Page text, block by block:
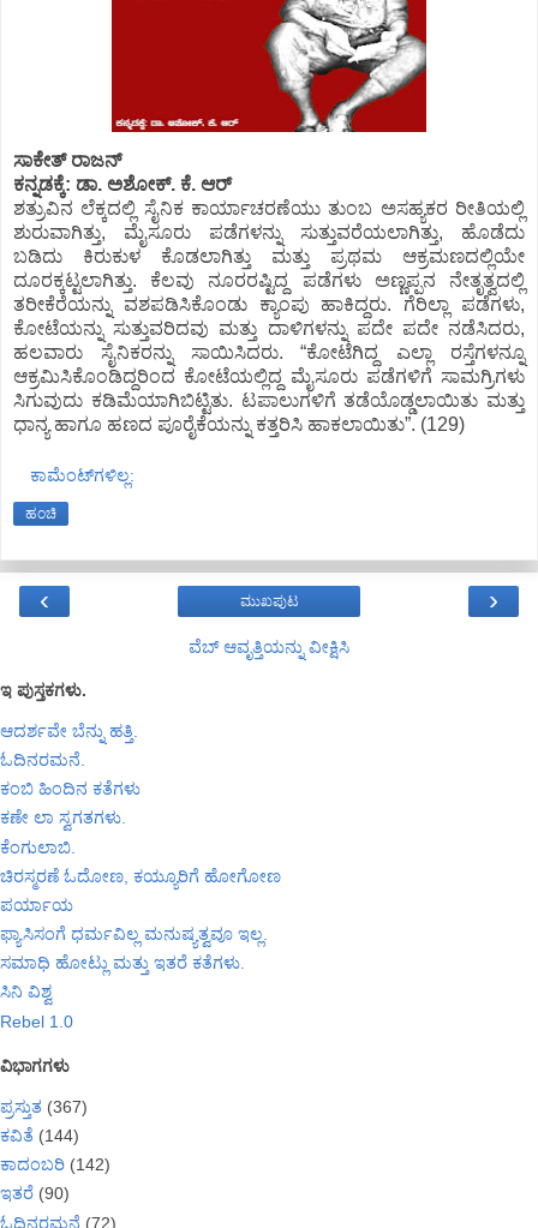
ಸಾಕೇತ್ ರಾಜನ್
ಕನ್ನಡಕ್ಕೆ: ಡಾ. ಅಶೋಕ್. ಕೆ. ಆರ್
ಶತ್ರುವಿನ ಲೆಕ್ಕದಲ್ಲಿ ಸೈನಿಕ ಕಾರ್ಯಾಚರಣೆಯು ತುಂಬ ಅಸಹ್ಯಕರ ರೀತಿಯಲ್ಲಿ
ಶುರುವಾಗಿತ್ತು, ಮೈಸೂರು ಪಡೆಗಳನ್ನು ಸುತ್ತುವರೆಯಲಾಗಿತ್ತು, ಹೊಡೆದು
ಬಡಿದು ಕಿರುಕುಳ ಕೊಡಲಾಗಿತ್ತು ಮತ್ತು ಪ್ರಥಮ ಆಕ್ರಮಣದಲ್ಲಿಯೇ
ದೂರಕ್ಕಟ್ಟಲಾಗಿತ್ತು. ಕೆಲವು ನೂರರಷ್ಟಿದ್ದ ಪಡೆಗಳು ಅಣ್ಣಪ್ಪನ ನೇತೃತ್ವದಲ್ಲಿ
ತರೀಕೆರೆಯನ್ನು ವಶಪಡಿಸಿಕೊಂಡು ಕ್ಯಾಂಪು ಹಾಕಿದ್ದರು. ಗೆರಿಲ್ಲಾ ಪಡೆಗಳು,
ಕೋಟೆಯನ್ನು ಸುತ್ತುವರಿದವು ಮತ್ತು ದಾಳಿಗಳನ್ನು ಪದೇ ಪದೇ ನಡೆಸಿದರು,
ಹಲವಾರು ಸೈನಿಕರನ್ನು ಸಾಯಿಸಿದರು. “ಕೋಟೆಗಿದ್ದ ಎಲ್ಲಾ ರಸ್ತೆಗಳನ್ನೂ
ಆಕ್ರಮಿಸಿಕೊಂಡಿದ್ದರಿಂದ ಕೋಟೆಯಲ್ಲಿದ್ದ ಮೈಸೂರು ಪಡೆಗಳಿಗೆ ಸಾಮಗ್ರಿಗಳು
ಸಿಗುವುದು ಕಡಿಮೆಯಾಗಿಬಿಟ್ಟಿತು. ಟಪಾಲುಗಳಿಗೆ ತಡೆಯೊಡ್ಡಲಾಯಿತು ಮತ್ತು
ಧಾನ್ಯ ಹಾಗೂ ಹಣದ ಪೂರೈಕೆಯನ್ನು ಕತ್ತರಿಸಿ ಹಾಕಲಾಯಿತು”. (129)
ಕಾಮೆಂಟ್‌ಗಳಿಲ್ಲ:
ಹಂಚಿ
‹ ›
ಮುಖಪುಟ
ವೆಬ್‌ ಆವೃತ್ತಿಯನ್ನು ವೀಕ್ಷಿಸಿ
ಇ ಪುಸ್ತಕಗಳು.
ಆದರ್ಶವೇ ಬೆನ್ನು ಹತ್ತಿ.
ಓದಿನರಮನೆ.
ಕಂಬಿ ಹಿಂದಿನ ಕತೆಗಳು
ಕಣೇ ಲಾ ಸ್ವಗತಗಳು.
ಕೆಂಗುಲಾಬಿ.
ಚಿರಸ್ಮರಣೆ ಓದೋಣ, ಕಯ್ಯೂರಿಗೆ ಹೋಗೋಣ
ಪರ್ಯಾಯ
ಫ್ಯಾಸಿಸಂಗೆ ಧರ್ಮವಿಲ್ಲ ಮನುಷ್ಯತ್ವವೂ ಇಲ್ಲ.
ಸಮಾಧಿ ಹೋಟ್ಲು ಮತ್ತು ಇತರೆ ಕತೆಗಳು.
ಸಿನಿ ವಿಶ್ವ
Rebel 1.0
ವಿಭಾಗಗಳು
ಪ್ರಸ್ತುತ (367)
ಕವಿತೆ (144)
ಕಾದಂಬರಿ (142)
ಇತರೆ (90)
ಓದಿನರಮನೆ (72)